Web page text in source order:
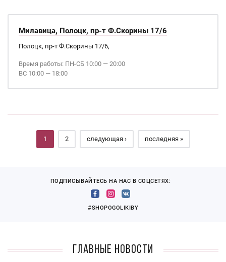
Милавица, Полоцк, пр-т Ф.Скорины 17/6
Полоцк, пр-т Ф.Скорины 17/6,
Время работы: ПН-СБ 10:00 — 20:00
ВС 10:00 — 18:00
Страницы
1 2 следующая › последняя »
ПОДПИСЫВАЙТЕСЬ НА НАС В СОЦСЕТЯХ:
#SHOPOGOLIKIBY
Главные новости